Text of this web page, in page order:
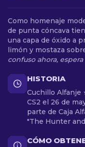
Como homenaje
de punta cóncava
una capa de óxido a
limón y mostaza
confuso ahora,
HISTORIA
Cuchillo
CS2 el 26 de
parte de Caja
"The Hunter
CÓMO